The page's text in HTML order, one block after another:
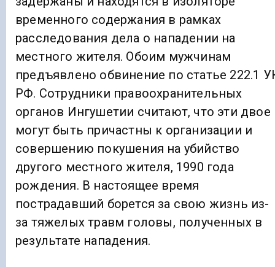
временного содержания в рамках
расследования дела о нападении на
местного жителя. Обоим мужчинам
предъявлено обвинение по статье 222.1
РФ. Сотрудники правоохранительных
органов Ингушетии считают, что эти двое
могут быть причастны к организации и
совершению покушения на убийство
другого местного жителя, 1990 года
рождения. В настоящее время
пострадавший борется за свою жизнь из-
за тяжелых травм головы, полученных в
результате нападения.